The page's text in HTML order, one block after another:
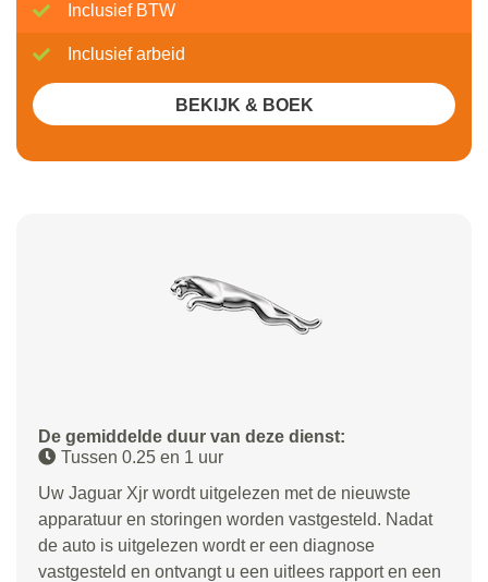
De gemiddelde duur van deze dienst:
Tussen 0.25 en 1 uur
Uw Jaguar Xjr wordt uitgelezen met de nieuwste
apparatuur en storingen worden vastgesteld. Nadat
de auto is uitgelezen wordt er een diagnose
vastgesteld en ontvangt u een uitlees rapport en een
Inclusief BTW
Inclusief arbeid
BEKIJK & BOEK